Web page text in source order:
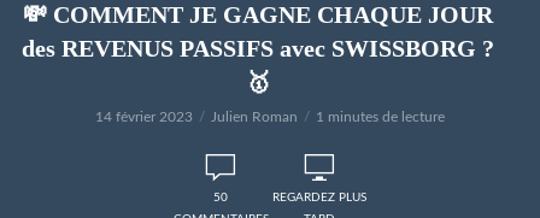
💸 COMMENT JE GAGNE CHAQUE JOUR
des REVENUS PASSIFS avec SWISSBORG ?
🥇
14 février 2023 Julien Roman 1 minutes de lecture
50
REGARDEZ PLUS